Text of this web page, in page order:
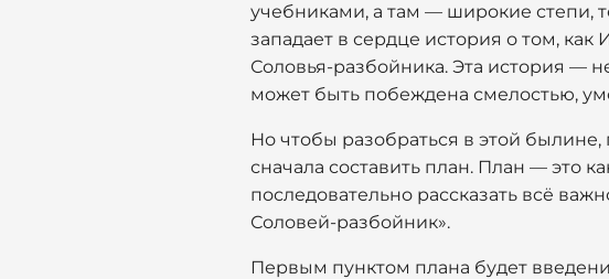
учебниками, а там — широкие степи,
западает в сердце история о том,
Соловья-разбойника. Эта история —
может быть побеждена смелостью,
Но чтобы разобраться в этой
сначала составить план. План — это
последовательно рассказать всё
Соловей-разбойник».
Первым пунктом плана будет